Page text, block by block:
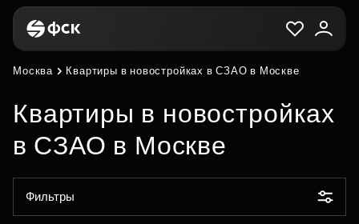
Москва Квартиры в новостройках в СЗАО в Москве
Квартиры в новостройках
в СЗАО в Москве
Фильтры